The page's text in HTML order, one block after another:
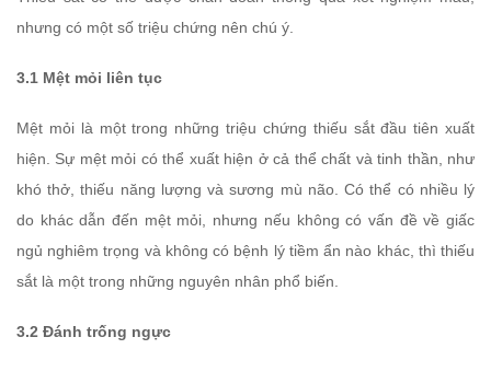
nhưng có một số triệu chứng nên chú ý.
3.1 Mệt mỏi liên tục
Mệt mỏi là một trong những triệu chứng thiếu sắt đầu tiên xuất
hiện. Sự mệt mỏi có thể xuất hiện ở cả thể chất và tinh thần, như
khó thở, thiếu năng lượng và sương mù não. Có thể có nhiều lý
do khác dẫn đến mệt mỏi, nhưng nếu không có vấn đề về giấc
ngủ nghiêm trọng và không có bệnh lý tiềm ẩn nào khác, thì thiếu
sắt là một trong những nguyên nhân phổ biến.
3.2 Đánh trống ngực